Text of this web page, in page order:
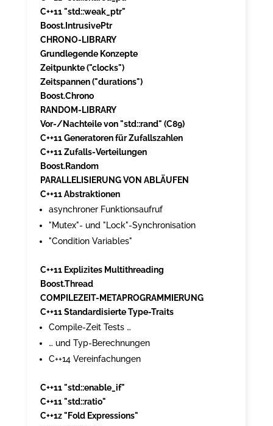
C++11 "std::weak_ptr"
Boost.IntrusivePtr
CHRONO-LIBRARY
Grundlegende Konzepte
Zeitpunkte ("clocks")
Zeitspannen ("durations")
Boost.Chrono
RANDOM-LIBRARY
Vor-/Nachteile von "std::rand" (C89)
C++11 Generatoren für Zufallszahlen
C++11 Zufalls-Verteilungen
Boost.Random
PARALLELISIERUNG VON ABLÄUFEN
C++11 Abstraktionen
asynchroner Funktionsaufruf
"Mutex"- und "Lock"-Synchronisation
"Condition Variables"
C++11 Explizites Multithreading
Boost.Thread
COMPILEZEIT-METAPROGRAMMIERUNG
C++11 Standardisierte Type-Traits
Compile-Zeit Tests …
… und Typ-Berechnungen
C++14 Vereinfachungen
C++11 "std::enable_if"
C++11 "std::ratio"
C++1z "Fold Expressions"